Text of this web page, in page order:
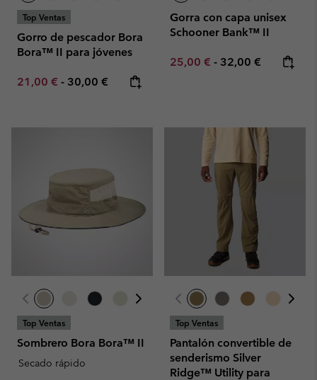
Top Ventas
Gorro de pescador Bora
Bora™ II para jóvenes
Minimum sale price:
21,00 € - Maximum price:
30,00 €
Gorra con capa unisex
Schooner Bank™ II
Minimum sale price:
25,00 € - Maximum price:
32,00 €
Top Ventas
Sombrero Bora Bora™ II
Secado rápido
Top Ventas
Pantalón convertible de
senderismo Silver
Ridge™ Utility para